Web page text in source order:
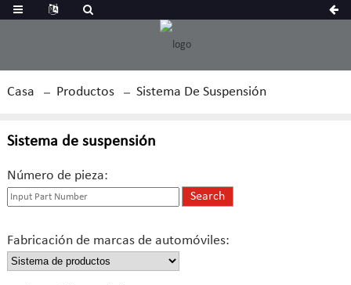
Casa Productos Sistema De Suspensión
Sistema de suspensión
Número de pieza:
Fabricación de marcas de automóviles: